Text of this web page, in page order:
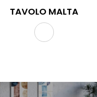
TAVOLO MALTA